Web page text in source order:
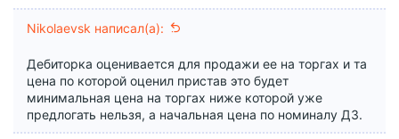
Nikolaevsk написал(а):
Дебиторка оценивается для продажи ее на торгах и та
цена по которой оценил пристав это будет
минимальная цена на торгах ниже которой уже
предлогать нельзя, а начальная цена по номиналу ДЗ.